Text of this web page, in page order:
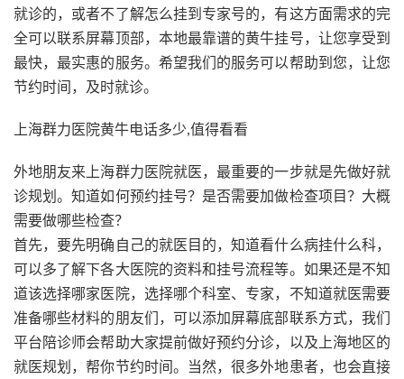
就诊的，或者不了解怎么挂到专家号的，有这方面需求的完
全可以联系屏幕顶部，本地最靠谱的黄牛挂号，让您享受到
最快，最实惠的服务。希望我们的服务可以帮助到您，让您
节约时间，及时就诊。
上海群力医院黄牛电话多少,值得看看
外地朋友来上海群力医院就医，最重要的一步就是先做好就
诊规划。知道如何预约挂号？是否需要加做检查项目？大概
需要做哪些检查？
首先，要先明确自己的就医目的，知道看什么病挂什么科，
可以多了解下各大医院的资料和挂号流程等。如果还是不知
道该选择哪家医院，选择哪个科室、专家，不知道就医需要
准备哪些材料的朋友们，可以添加屏幕底部联系方式，我们
平台陪诊师会帮助大家提前做好预约分诊，以及上海地区的
就医规划，帮你节约时间。当然，很多外地患者，也会直接